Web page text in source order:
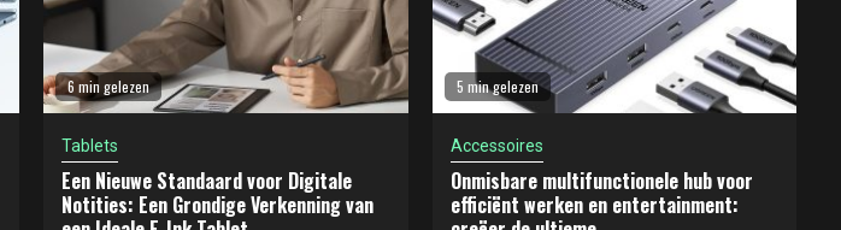
6 min gelezen
Tablets
Een Nieuwe Standaard voor Digitale
Notities: Een Grondige Verkenning van
5 min gelezen
Accessoires
Onmisbare multifunctionele hub voor
efficiënt werken en entertainment: